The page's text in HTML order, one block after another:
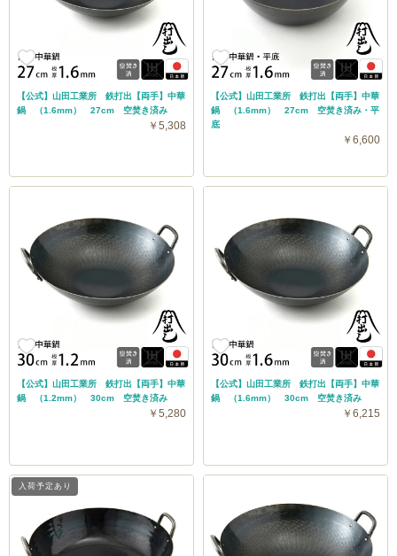
【公式】山田工業所 鉄打出【両手】中華
鍋 （1.6mm） 27cm 空焚き済み
￥5,308
【公式】山田工業所 鉄打出【両手】中華
鍋 （1.6mm） 27cm 空焚き済み・平
底
￥6,600
【公式】山田工業所 鉄打出【両手】中華
鍋 （1.2mm） 30cm 空焚き済み
￥5,280
【公式】山田工業所 鉄打出【両手】中華
鍋 （1.6mm） 30cm 空焚き済み
￥6,215
入荷予定あり